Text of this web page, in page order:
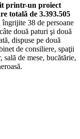
printr-un proiect
totală de 3.393.505
38 de persoane
două paturi şi două
dispuse pe două
de consiliere, spaţii
de mese, bucătărie,